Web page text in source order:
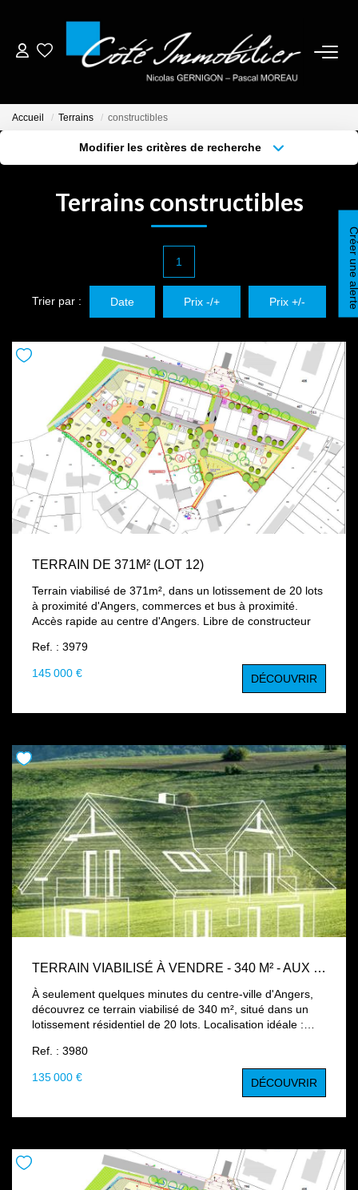
ESTIMER
NOTRE AGENCE
CRÉER UNE ALERTE
Accueil Terrains constructibles
Modifier les critères de recherche
Surface min Budget max
Terrains constructibles
Créer
1
Trier par : Date Prix -/+ Prix +/-
TERRAIN DE 371M² (LOT 12)
Terrain viabilisé de 371m², dans un lotissement de 20 lots
à proximité d'Angers, commerces et bus à proximité.
Accès rapide au centre d'Angers. Libre de constructeur
Ref. : 3979
145 000 € DÉCOUVRIR
TERRAIN VIABILISÉ À VENDRE - 340 M² - AUX PORTES D'ANGERS (LOT 13)
À seulement quelques minutes du centre-ville d'Angers,
découvrez ce terrain viabilisé de 340 m², situé dans un
lotissement résidentiel de 20 lots. Localisation idéale :
à quelques pas Accès rapide au centre-ville et aux grands
axes Un terrain parfait pour votre projet de maison
individuelle : Superficie équilibrée : assez d'espace pour
bâtir confortablement tout en limitant l'entretien
Environnement calme et familial Libre de constructeur :
construction Terrain plat - prêt à construireViabilisation
Ref. : 3980
135 000 € DÉCOUVRIR